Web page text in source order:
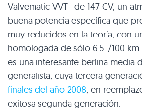
Valvematic VVT-i de 147 CV, un
buena potencia específica que
muy reducidos en la teoría, con
homologada de sólo 6.5 l/100 km.
es una interesante berlina media
generalista, cuya tercera
finales del año 2008, en
exitosa segunda generación.